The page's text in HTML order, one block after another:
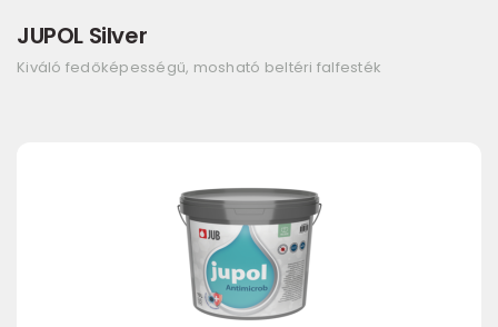
JUPOL Silver
Kiváló fedőképességű, mosható beltéri falfesték